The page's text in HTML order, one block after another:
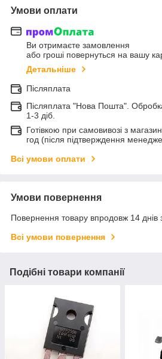
Умови оплати
Ви отримаєте замовлення
або гроші повернуться на вашу
Детальніше
Післяплата
Післяплата "Нова Пошта".
1-3 діб.
Готівкою при самовивозі з
год (після підтверждення
Всі умови оплати
Умови повернення
Повернення товару впродовж 14 днів
Всі умови повернення
Подібні товари компанії